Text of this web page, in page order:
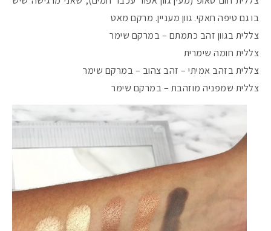
בו גם טיפה חאקי. גוון מעניין. מרקם מאט
צללית בגוון זהב כתמתם – במרקם שימר
צללית חומה שימרית
צללית בזהב אמיתי – זהב צהוב – במרקם שימר
צללית שמפניה מוזהבת – במרקם שימר